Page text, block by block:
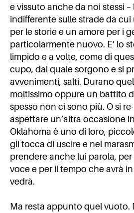
e vissuto anche da noi stessi
indifferente sulle strade da
per le storie e un amore per i
particolarmente nuovo. E’ lo
limpido e a volte, come di
cupo, dal quale sorgono e si
avvenimenti, salti. Durano
moltissimo oppure un battito
spesso non ci sono più. O si
aspettare un’altra occasione
Oklahoma è uno di loro,
gli tocca di uscire e nel
prendere anche lui parola,
voce e per il tempo che avrà
vedrà.
Ma resta appunto quel vuoto.